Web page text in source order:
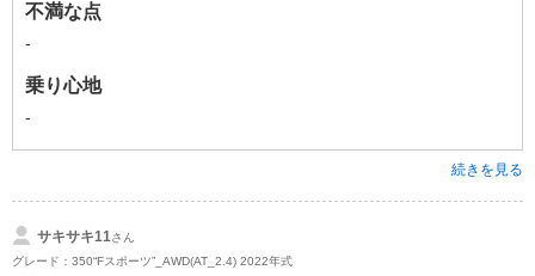
不満な点
-
乗り心地
-
続きを見る
サキサキ11さん
グレード：350“Fスポーツ”_AWD(AT_2.4) 2022年式